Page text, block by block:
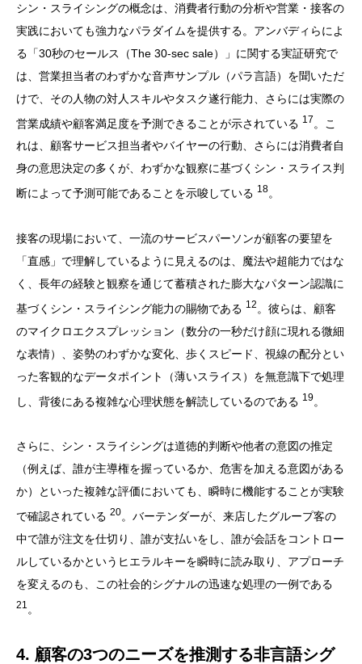
シン・スライシングの概念は、消費者行動の分析や営業・接客の
実践においても強力なパラダイムを提供する。アンバディらによ
る「30秒のセールス（The 30-sec sale）」に関する実証研究で
は、営業担当者のわずかな音声サンプル（パラ言語）を聞いただ
けで、その人物の対人スキルやタスク遂行能力、さらには実際の
営業成績や顧客満足度を予測できることが示されている 17 。こ
れは、顧客サービス担当者やバイヤーの行動、さらには消費者自
身の意思決定の多くが、わずかな観察に基づくシン・スライス判
断によって予測可能であることを示唆している 18。
接客の現場において、一流のサービスパーソンが顧客の要望を
「直感」で理解しているように見えるのは、魔法や超能力ではな
く、長年の経験と観察を通じて蓄積された膨大なパターン認識に
基づくシン・スライシング能力の賜物である 12 。彼らは、顧客
のマイクロエクスプレッション（数分の一秒だけ顔に現れる微細
な表情）、姿勢のわずかな変化、歩くスピード、視線の配分とい
った客観的なデータポイント（薄いスライス）を無意識下で処理
し、背後にある複雑な心理状態を解読しているのである 19。
さらに、シン・スライシングは道徳的判断や他者の意図の推定
（例えば、誰が主導権を握っているか、危害を加える意図がある
か）といった複雑な評価においても、瞬時に機能することが実験
で確認されている 20。バーテンダーが、来店したグループ客の
中で誰が注文を仕切り、誰が支払いをし、誰が会話をコントロー
ルしているかというヒエラルキーを瞬時に読み取り、アプローチ
を変えるのも、この社会的シグナルの迅速な処理の一例である
21 。
4. 顧客の3つのニーズを推測する非言語シグ